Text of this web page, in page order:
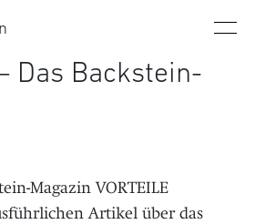
Das Backstein-
Magazin VORTEILE
Artikel über das